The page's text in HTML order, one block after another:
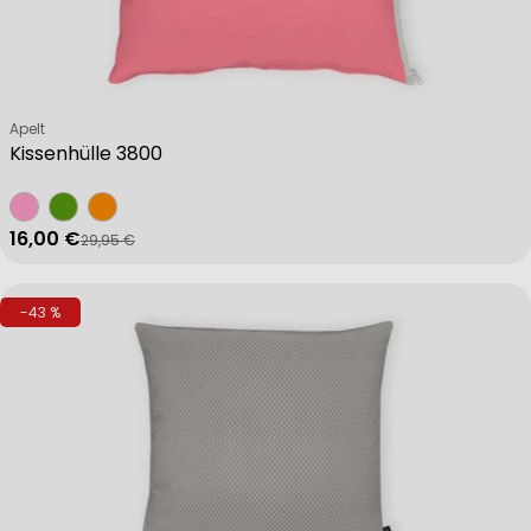
Kissenhülle 3800
Verkäufer:
Apelt
Verkaufspreis
16,00 €
Regulärer Preis
29,95 €
-43 %